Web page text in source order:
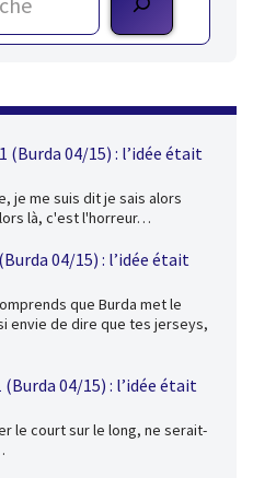
(Burda 04/15) : l’idée était
je me suis dit je sais alors
là, c'est l'horreur…
04/15) : l’idée était
que Burda met le
envie de dire que tes jerseys,
04/15) : l’idée était
le court sur le long, ne serait-